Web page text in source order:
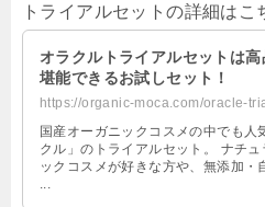
トライアルセットの詳細はこ
オラクルトライアルセットは
堪能できるお試しセット！
https://organic-moca.com/oracle-
国産オーガニックコスメの中でも人
クル」のトライアルセット。 ナチュ
ックコスメが好きな方や、無添加・
...